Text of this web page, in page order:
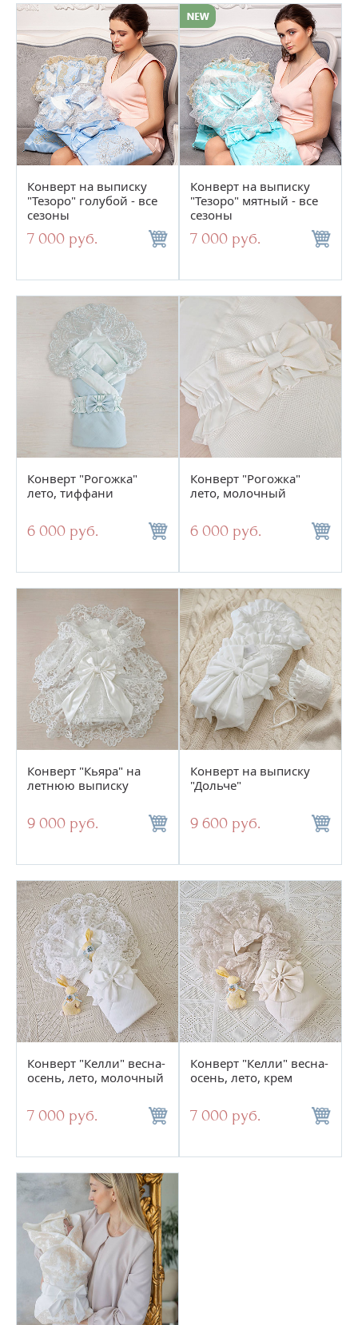
Конверт на выписку
"Тезоро" голубой - все
сезоны
7 000 руб.
Конверт на выписку
"Тезоро" мятный - все
сезоны
7 000 руб.
Конверт "Рогожка"
лето, тиффани
6 000 руб.
Конверт "Рогожка"
лето, молочный
6 000 руб.
Конверт "Кьяра" на
летнюю выписку
9 000 руб.
Конверт на выписку
"Дольче"
9 600 руб.
Конверт "Келли" весна-
осень, лето, молочный
7 000 руб.
Конверт "Келли" весна-
осень, лето, крем
7 000 руб.